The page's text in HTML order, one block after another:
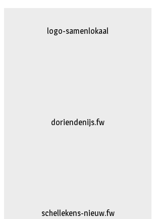
logo-herpten.fw
logo-bakkerijvanDoorn
logo-vanhattum-nieuw.fw